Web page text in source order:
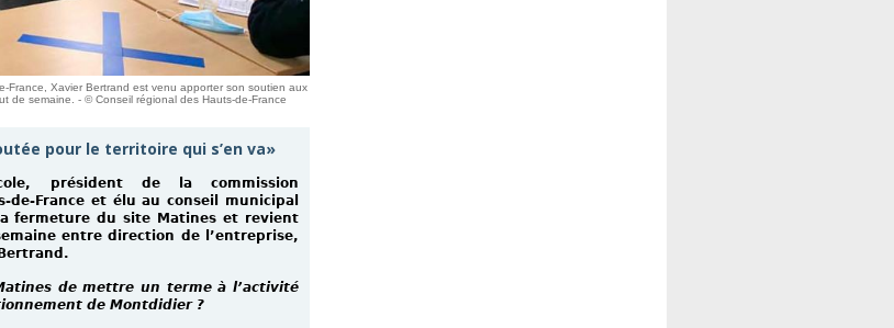
France, Xavier Bertrand est venu apporter son soutien aux
de semaine. - © Conseil régional des Hauts-de-France
pour le territoire qui s’en va»
président de la commission
France et élu au conseil municipal
fermeture du site Matines et revient
entre direction de l’entreprise,
de mettre un terme à l’activité
de Montdidier ?